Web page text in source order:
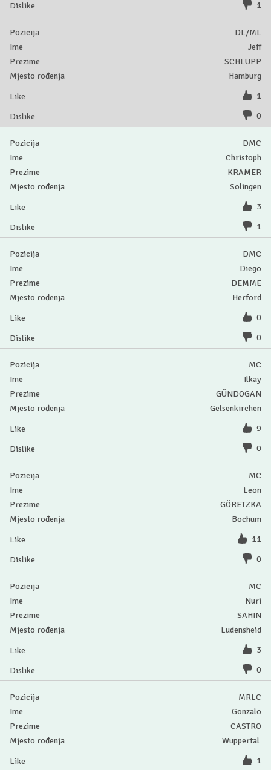
1
DL/ML
Jeff
SCHLUPP
Hamburg
1
0
DMC
Christoph
KRAMER
Solingen
3
1
DMC
Diego
DEMME
Herford
0
0
MC
Ilkay
GÜNDOGAN
Gelsenkirchen
9
0
MC
Leon
GÖRETZKA
Bochum
11
0
MC
Nuri
SAHIN
Ludensheid
3
0
MRLC
Gonzalo
CASTRO
Wuppertal
1